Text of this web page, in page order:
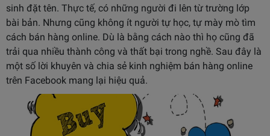
sinh đặt tên. Thực tế, có những người đi lên từ trường lớp
bài bản. Nhưng cũng không ít người tự học, tự mày mò tìm
cách bán hàng online. Dù là bằng cách nào thì họ cũng đã
trải qua nhiều thành công và thất bại trong nghề. Sau đây là
một số lời khuyên và chia sẻ kinh nghiệm bán hàng online
trên Facebook mang lại hiệu quả.